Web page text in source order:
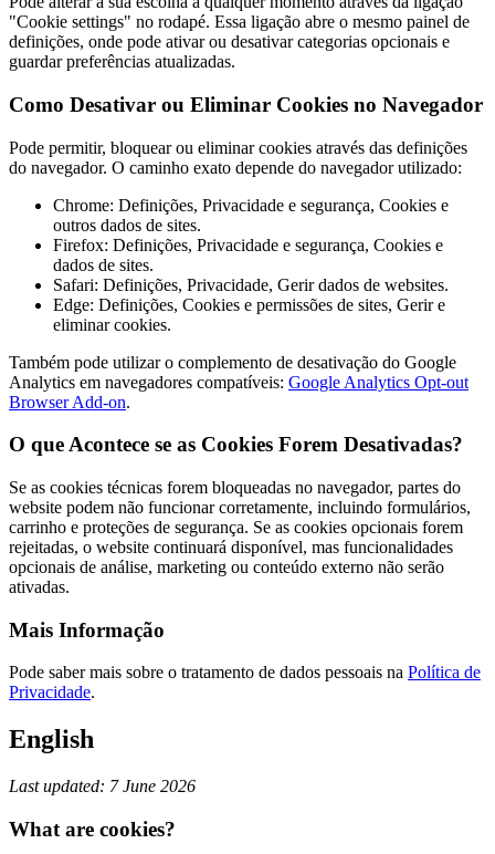
"Cookie settings" no rodapé. Essa ligação abre o mesmo painel de
definições, onde pode ativar ou desativar categorias opcionais e
guardar preferências atualizadas.
Como Desativar ou Eliminar Cookies no Navegador
Pode permitir, bloquear ou eliminar cookies através das definições
do navegador. O caminho exato depende do navegador utilizado:
Chrome: Definições, Privacidade e segurança, Cookies e
outros dados de sites.
Firefox: Definições, Privacidade e segurança, Cookies e
dados de sites.
Safari: Definições, Privacidade, Gerir dados de websites.
Edge: Definições, Cookies e permissões de sites, Gerir e
eliminar cookies.
Também pode utilizar o complemento de desativação do Google
Analytics em navegadores compatíveis: Google Analytics Opt-out
Browser Add-on.
O que Acontece se as Cookies Forem Desativadas?
Se as cookies técnicas forem bloqueadas no navegador, partes do
website podem não funcionar corretamente, incluindo formulários,
carrinho e proteções de segurança. Se as cookies opcionais forem
rejeitadas, o website continuará disponível, mas funcionalidades
opcionais de análise, marketing ou conteúdo externo não serão
ativadas.
Mais Informação
Pode saber mais sobre o tratamento de dados pessoais na Política de
Privacidade.
English
Last updated: 7 June 2026
What are cookies?